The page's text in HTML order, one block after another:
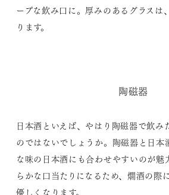
ープな飲み口に。厚みのあるグラスは
ります。
陶磁器
日本酒といえば、やはり陶磁器で飲み
のではないでしょうか。陶磁器と日本
な味の日本酒にも合わせやすいのが魅
らかな口当たりになるため、燗酒の際
優しくなります。